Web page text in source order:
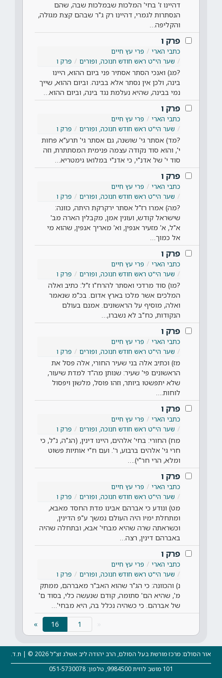
דהיינו ז' בחי' המלכות שבמלכות שבה, שהם
הנסתרות לגמרי, דהיינו רק ג"ר שבהם קצת מגולה,
והקליפה…
פרק ו
כתבי הארי
פרי עץ חיים
שער הי"ט ראש חודש חנוכה, ופורים
פרק ו
?מג) ואנכי הסתר אסתיר פני ביום ההוא, היינו
בינה, ולכן אין נסתר אלא בבינה. וביום ההוא, שייך
נמי בבינה, שהיא נעלמת נגד בינה, וביום ההוא…
פרק ו
כתבי הארי
פרי עץ חיים
שער הי"ט ראש חודש חנוכה, ופורים
פרק ו
?מד) אסתר גי' שושנה, גם אסתר גי' תרע"א פחות
י', והוא סוד נקודה עצמה פנימית המסתתרת, וזה
סוד י' של אדנ"י, כי אדנ"י במלואו גימטריא…
פרק ו
כתבי הארי
פרי עץ חיים
שער הי"ט ראש חודש חנוכה, ופורים
פרק ו
?מה) אמרו רז"ל אסתר ירקרקת היתה, כוונה:
שישראל קודש, ועונין אמן, מקבלין הארה מב'
א"ל, א' מזעיר אנפין, וא' מאריך אנפין, שהוא מי
אל כמוך…
פרק ו
כתבי הארי
פרי עץ חיים
שער הי"ט ראש חודש חנוכה, ופורים
פרק ו
?מו) סוד מרדכי ואסתר להרח"ו ז"ל: כתיב ואלה
המלכים אשר מלכו בארץ אדום. בכ"מ שנאמר
ואלה, מוסיף על הראשונים. אמנם בעולם
הנקודות, כח"ב לא נשברו,…
פרק ו
כתבי הארי
פרי עץ חיים
שער הי"ט ראש חודש חנוכה, ופורים
פרק ו
מז) וכתיב אלה בני שעיר החורי, אלה פסל את
הראשונים פי' שעיר: שנותן מה"ד למדת שיעור,
שלא יתפשטו ביותר, וזהו פוסל, מלשון ויפסול
לוחות.…
פרק ו
כתבי הארי
פרי עץ חיים
שער הי"ט ראש חודש חנוכה, ופורים
פרק ו
מח) החורי: בחי' אלהים, היינו דינין, (הג"ה, נ"ל, כי
חרי גי' אלהים ברבוע, ר'. ועם ח"י אותיות פשוט
ומלא, הרי חר"י).…
פרק ו
כתבי הארי
פרי עץ חיים
שער הי"ט ראש חודש חנוכה, ופורים
פרק ו
מט) ונודע כי אברהם אבינו מדת החסד מאבא,
ומתחלת ימיו היה העולם נמשך ע"פ הדינין,
וכשראתה שרה שהיא מבחי' אבא, ובתחלה שהיה
באברהם דינין, רצה…
פרק ו
כתבי הארי
פרי עץ חיים
שער הי"ט ראש חודש חנוכה, ופורים
פרק ו
נ) והכוונה: כי הג"ר שהוא האב"ר מאברהם, ממתק
מ', שהיא הם' סתומה, קודם שנעשה כלי, בסוד ם'
של אברהם. כי כשהיה נכלל בה, היא מבחי'…
16
»
אור הסולם: מרכז מורשת בעל הסולם, הרב יהודה ליב אשלג זצ"ל 2026 © | ת.ד.
101 מושב לוזית 9984500, טלפון: 051-5730078